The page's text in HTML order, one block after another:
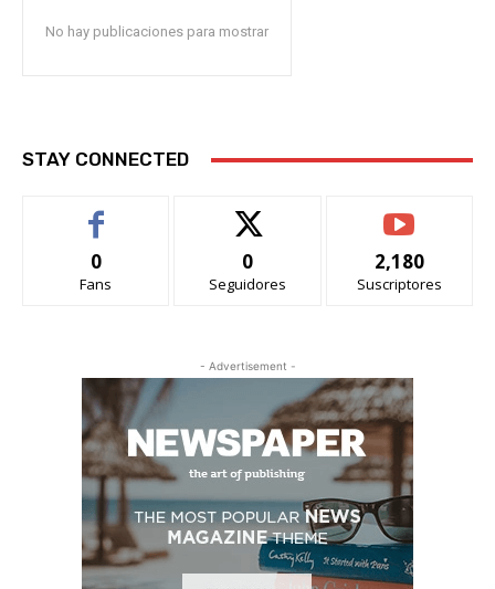
No hay publicaciones para mostrar
STAY CONNECTED
0
Fans
0
Seguidores
2,180
Suscriptores
- Advertisement -